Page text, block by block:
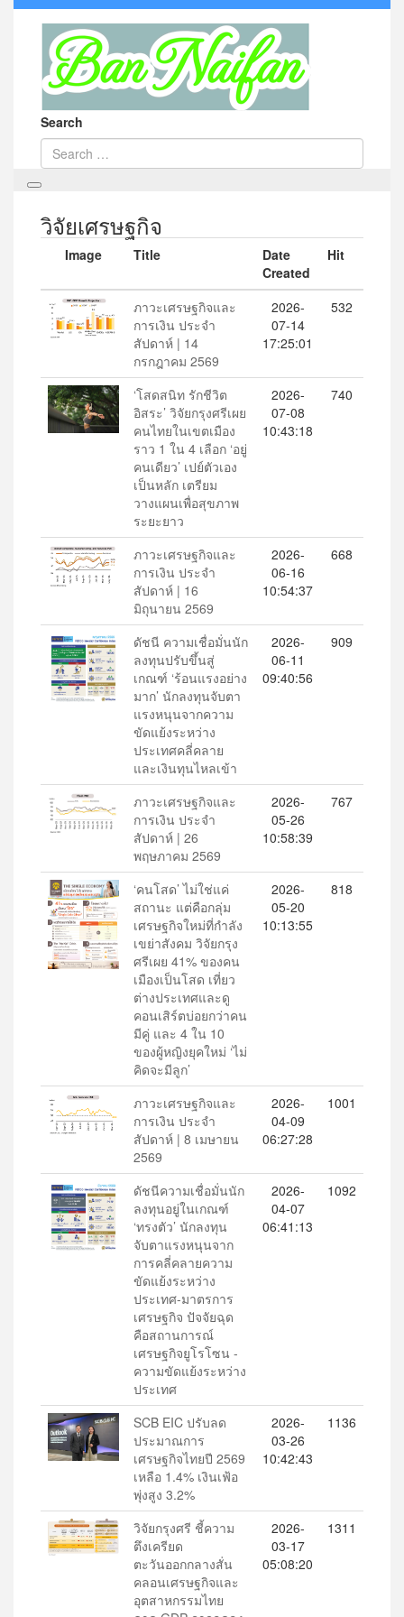
Search
วิจัยเศรษฐกิจ
Image Title
Date
Created
Hit
ภาวะเศรษฐกิจและ
การเงิน ประจำ
สัปดาห์ | 14
กรกฎาคม 2569
2026-
07-14
17:25:01
532
‘โสดสนิท รักชีวิต
อิสระ’ วิจัยกรุงศรีเผย
คนไทยในเขตเมือง
ราว 1 ใน 4 เลือก ‘อยู่
คนเดียว’ เปย์ตัวเอง
เป็นหลัก เตรียม
วางแผนเพื่อสุขภาพ
ระยะยาว
2026-
07-08
10:43:18
740
ภาวะเศรษฐกิจและ
การเงิน ประจำ
สัปดาห์ | 16
มิถุนายน 2569
2026-
06-16
10:54:37
668
ดัชนี ความเชื่อมั่นนัก
ลงทุนปรับขึ้นสู่
เกณฑ์ ‘ร้อนแรงอย่าง
มาก’ นักลงทุนจับตา
แรงหนุนจากความ
ขัดแย้งระหว่าง
ประเทศคลี่คลาย
และเงินทุนไหลเข้า
2026-
06-11
09:40:56
909
ภาวะเศรษฐกิจและ
การเงิน ประจำ
สัปดาห์ | 26
พฤษภาคม 2569
2026-
05-26
10:58:39
767
‘คนโสด’ ไม่ใช่แค่
สถานะ แต่คือกลุ่ม
เศรษฐกิจใหม่ที่กำลัง
เขย่าสังคม วิจัยกรุง
ศรีเผย 41% ของคน
เมืองเป็นโสด เที่ยว
ต่างประเทศและดู
คอนเสิร์ตบ่อยกว่าคน
มีคู่ และ 4 ใน 10
ของผู้หญิงยุคใหม่ ‘ไม่
คิดจะมีลูก’
2026-
05-20
10:13:55
818
ภาวะเศรษฐกิจและ
การเงิน ประจำ
สัปดาห์ | 8 เมษายน
2569
2026-
04-09
06:27:28
1001
ดัชนีความเชื่อมั่นนัก
ลงทุนอยู่ในเกณฑ์
‘ทรงตัว’ นักลงทุน
จับตาแรงหนุนจาก
การคลี่คลายความ
ขัดแย้งระหว่าง
ประเทศ-มาตรการ
เศรษฐกิจ ปัจจัยฉุด
คือสถานการณ์
เศรษฐกิจยูโรโซน -
ความขัดแย้งระหว่าง
ประเทศ
2026-
04-07
06:41:13
1092
SCB EIC ปรับลด
ประมาณการ
เศรษฐกิจไทยปี 2569
เหลือ 1.4% เงินเฟ้อ
พุ่งสูง 3.2%
2026-
03-26
10:42:43
1136
วิจัยกรุงศรี ชี้ความ
ตึงเครียด
ตะวันออกกลางสั่น
คลอนเศรษฐกิจและ
อุตสาหกรรมไทย
2026-
03-17
05:08:20
1311